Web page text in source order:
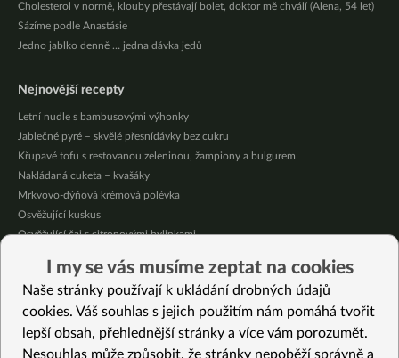
Cholesterol v normě, klouby přestávají bolet, doktor mě chválí (Alena, 54 let)
Sázíme podle Anastásie
Jedno jablko denně … jedna dávka jedů
Nejnovější recepty
Letní nudle s bambusovými výhonky
Jablečné pyré – skvělé přesnídávky bez cukru
Křupavé tofu s restovanou zeleninou, žampiony a bulgurem
Nakládaná cuketa – kvašáky
Mrkvovo-dýňová krémová polévka
Osvěžující kuskus
Osvěžující čaj s citronovými bylinkami
Čokoládové muffiny s mangovým krémem
Meruňky a jablka v citrónovém želé
Vybrané recepty
I my se vás musíme zeptat na cookies
Naše stránky používají k ukládání drobných údajů
cookies. Váš souhlas s jejich použitím nám pomáhá tvořit
lepší obsah, přehlednější stránky a více vám porozumět.
Nesouhlas může způsobit, že stránky nepoběží správně a